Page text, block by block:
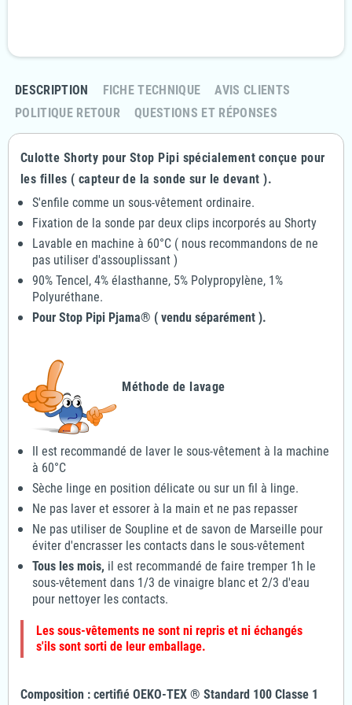
DESCRIPTION FICHE TECHNIQUE
AVIS CLIENTS
POLITIQUE RETOUR
QUESTIONS ET RÉPONSES
Culotte Shorty pour Stop Pipi spécialement conçue pour
les filles ( capteur de la sonde sur le devant ).
S'enfile comme un sous-vêtement ordinaire.
Fixation de la sonde par deux clips incorporés au Shorty
Lavable en machine à 60°C ( nous recommandons de ne
pas utiliser d'assouplissant )
90% Tencel, 4% élasthanne, 5% Polypropylène, 1%
Polyuréthane.
Pour Stop Pipi Pjama® ( vendu séparément ).
Méthode de lavage
Il est recommandé de laver le sous-vêtement à la machine
à 60°C
Sèche linge en position délicate ou sur un fil à linge.
Ne pas laver et essorer à la main et ne pas repasser
Ne pas utiliser de Soupline et de savon de Marseille pour
éviter d'encrasser les contacts dans le sous-vêtement
Tous les mois, il est recommandé de faire tremper 1h le
sous-vêtement dans 1/3 de vinaigre blanc et 2/3 d'eau
pour nettoyer les contacts.
Les sous-vêtements ne sont ni repris et ni échangés
s'ils sont sorti de leur emballage.
Composition : certifié OEKO-TEX ® Standard 100 Classe 1